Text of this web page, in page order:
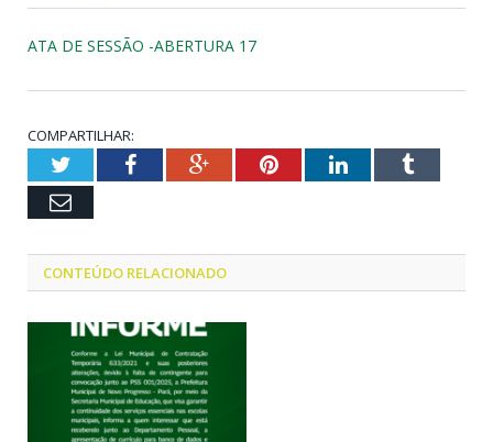
ATA DE SESSÃO -ABERTURA 17
COMPARTILHAR:
TwitterFacebookGoogle+PinterestLinkedInTumblr
Email
CONTEÚDO RELACIONADO